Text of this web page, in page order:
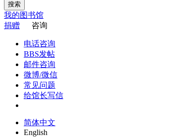
搜索
我的图书馆
捐赠
咨询
电话咨询
BBS发帖
邮件咨询
微博/微信
常见问题
给馆长写信
简体中文
English